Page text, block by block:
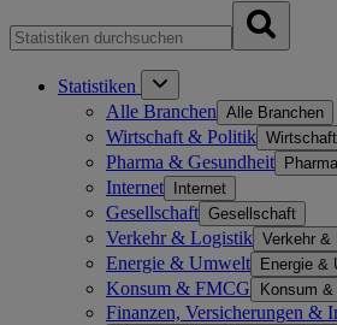
Statistiken
Alle Branchen Alle Branchen
Wirtschaft & Politik
Pharma & Gesundheit
Internet Internet
Gesellschaft Gesellschaft
Verkehr & Logistik Verkehr &
Energie & Umwelt Energie &
Konsum & FMCG Konsum &
Finanzen, Versicherungen &